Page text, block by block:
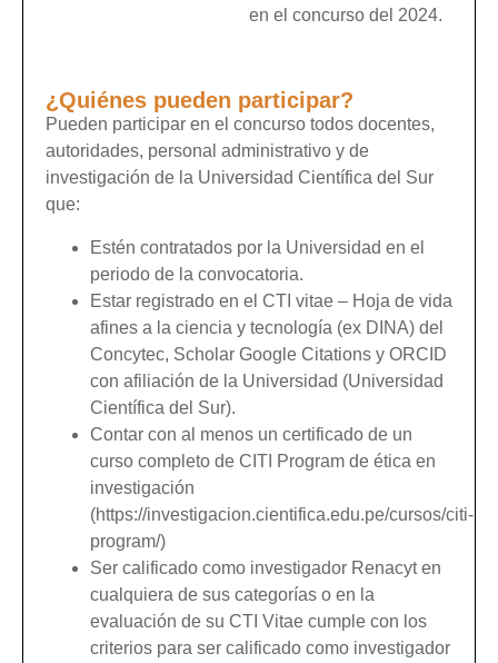
en el concurso del 2024.
¿Quiénes pueden participar?
Pueden participar en el concurso todos docentes,
autoridades, personal administrativo y de
investigación de la Universidad Científica del Sur
que:
Estén contratados por la Universidad en el
periodo de la convocatoria.
Estar registrado en el CTI vitae – Hoja de vida
afines a la ciencia y tecnología (ex DINA) del
Concytec, Scholar Google Citations y ORCID
con afiliación de la Universidad (Universidad
Científica del Sur).
Contar con al menos un certificado de un
curso completo de CITI Program de ética en
investigación
(https://investigacion.cientifica.edu.pe/cursos/citi-
program/)
Ser calificado como investigador Renacyt en
cualquiera de sus categorías o en la
evaluación de su CTI Vitae cumple con los
criterios para ser calificado como investigador